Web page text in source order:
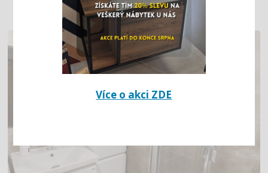
Více o akci ZDE